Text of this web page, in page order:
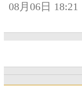
08月06日 18:21